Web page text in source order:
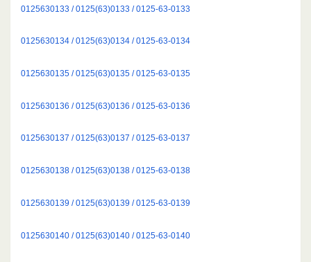
0125630133 / 0125(63)0133 / 0125-63-0133
0125630134 / 0125(63)0134 / 0125-63-0134
0125630135 / 0125(63)0135 / 0125-63-0135
0125630136 / 0125(63)0136 / 0125-63-0136
0125630137 / 0125(63)0137 / 0125-63-0137
0125630138 / 0125(63)0138 / 0125-63-0138
0125630139 / 0125(63)0139 / 0125-63-0139
0125630140 / 0125(63)0140 / 0125-63-0140